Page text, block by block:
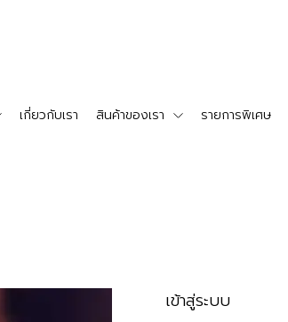
เกี่ยวกับเรา สินค้าของเรา รายการพิเศษ
เข้าสู่ระบบ